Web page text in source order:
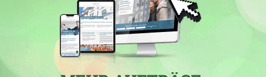
wohnungsverein-dessau.de, ist in der Woche vom
28.04.2025 inDessau-Roßlauin die TOP 5 gekommen.
07.01.2025
Dessau-Roßlau